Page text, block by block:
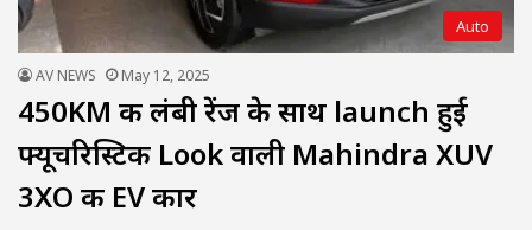
Auto
AV NEWS May 12, 2025
450KM की लंबी रेंज के साथ launch हुई
फ्यूचरिस्टिक Look वाली Mahindra XUV
3XO की EV कार